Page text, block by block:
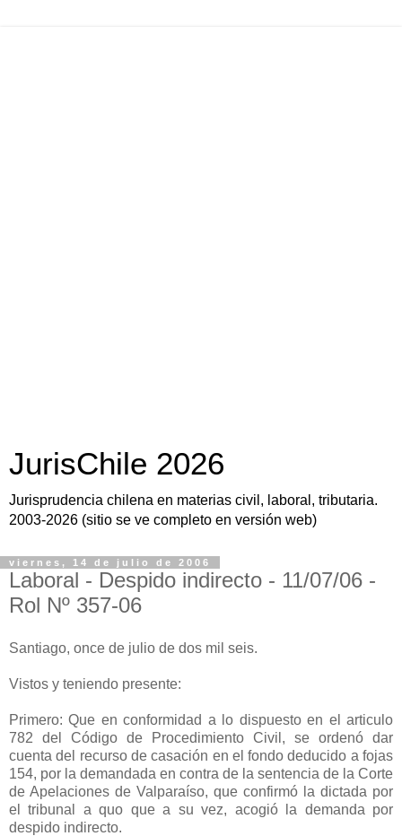
JurisChile 2026
Jurisprudencia chilena en materias civil, laboral, tributaria.
2003-2026 (sitio se ve completo en versión web)
viernes, 14 de julio de 2006
Laboral - Despido indirecto - 11/07/06 -
Rol Nº 357-06
Santiago, once de julio de dos mil seis.
Vistos y teniendo presente:
Primero: Que en conformidad a lo dispuesto en el articulo
782 del Código de Procedimiento Civil, se ordenó dar
cuenta del recurso de casación en el fondo deducido a fojas
154, por la demandada en contra de la sentencia de la Corte
de Apelaciones de Valparaíso, que confirmó la dictada por
el tribunal a quo que a su vez, acogió la demanda por
despido indirecto.